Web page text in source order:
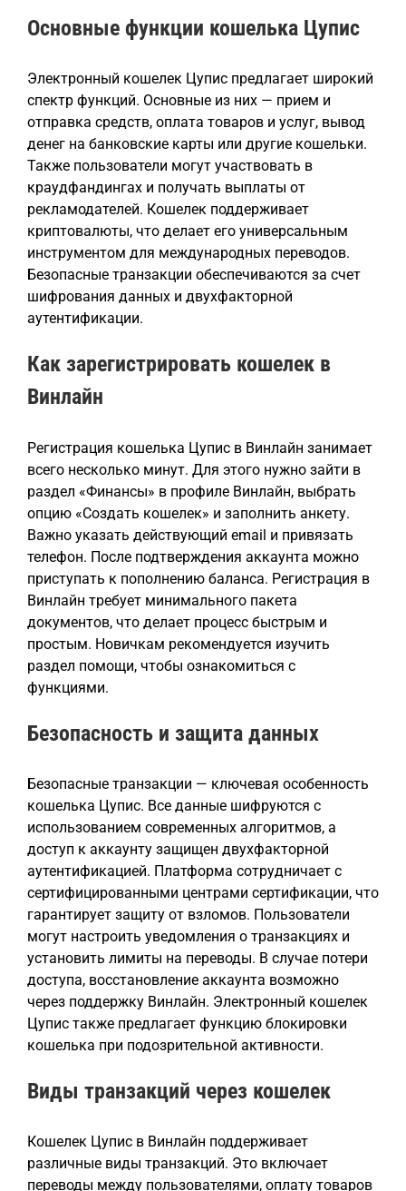
Основные функции кошелька Цупис
Электронный кошелек Цупис предлагает широкий
спектр функций. Основные из них — прием и
отправка средств, оплата товаров и услуг, вывод
денег на банковские карты или другие кошельки.
Также пользователи могут участвовать в
краудфандингах и получать выплаты от
рекламодателей. Кошелек поддерживает
криптовалюты, что делает его универсальным
инструментом для международных переводов.
Безопасные транзакции обеспечиваются за счет
шифрования данных и двухфакторной
аутентификации.
Как зарегистрировать кошелек в
Винлайн
Регистрация кошелька Цупис в Винлайн занимает
всего несколько минут. Для этого нужно зайти в
раздел «Финансы» в профиле Винлайн, выбрать
опцию «Создать кошелек» и заполнить анкету.
Важно указать действующий email и привязать
телефон. После подтверждения аккаунта можно
приступать к пополнению баланса. Регистрация в
Винлайн требует минимального пакета
документов, что делает процесс быстрым и
простым. Новичкам рекомендуется изучить
раздел помощи, чтобы ознакомиться с
функциями.
Безопасность и защита данных
Безопасные транзакции — ключевая особенность
кошелька Цупис. Все данные шифруются с
использованием современных алгоритмов, а
доступ к аккаунту защищен двухфакторной
аутентификацией. Платформа сотрудничает с
сертифицированными центрами сертификации, что
гарантирует защиту от взломов. Пользователи
могут настроить уведомления о транзакциях и
установить лимиты на переводы. В случае потери
доступа, восстановление аккаунта возможно
через поддержку Винлайн. Электронный кошелек
Цупис также предлагает функцию блокировки
кошелька при подозрительной активности.
Виды транзакций через кошелек
Кошелек Цупис в Винлайн поддерживает
различные виды транзакций. Это включает
переводы между пользователями, оплату товаров